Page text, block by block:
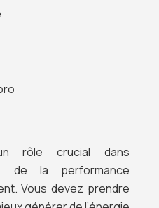
rôle crucial dans
de la performance
Vous devez prendre